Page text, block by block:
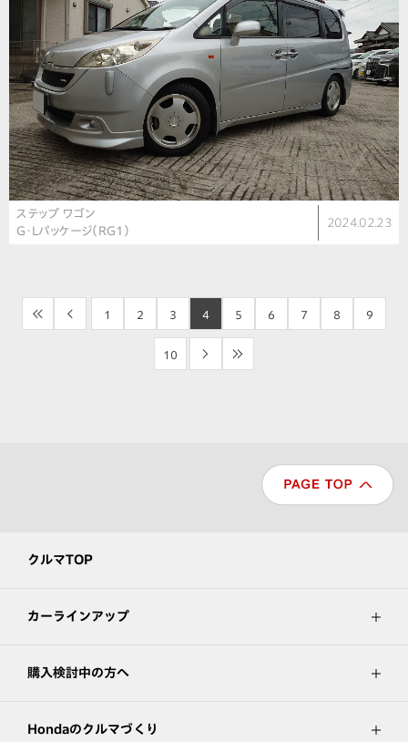
ステップ ワゴン
G・Lパッケージ（RG1）
2024.02.23
<< < 1 2 3 4 5 6 7 8 9
10 > >>
クルマTOP
カーラインアップ
購入検討中の方へ
Hondaのクルマづくり